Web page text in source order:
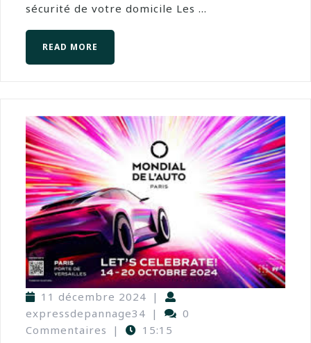
sécurité de votre domicile Les ...
READ MORE
11 décembre 2024 |
expressdepannage34 |
0
Commentaires
| 15:15